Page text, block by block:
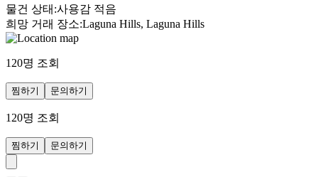
물건 상태 :사용감 적음
희망 거래 장소:Laguna Hills, Laguna Hills
120명 조회
찜하기 문의하기
120명 조회
찜하기 문의하기